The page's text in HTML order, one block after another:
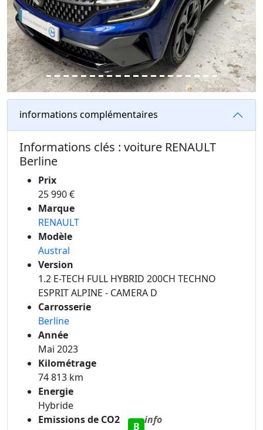
informations complémentaires
Informations clés : voiture RENAULT
Berline
Prix
25 990 €
Marque
RENAULT
Modèle
Austral
Version
1.2 E-TECH FULL HYBRID 200CH TECHNO
ESPRIT ALPINE - CAMERA D
Carrosserie
Berline
Année
Mai 2023
Kilométrage
74 813 km
Energie
Hybride
Emissions de CO2
B
info